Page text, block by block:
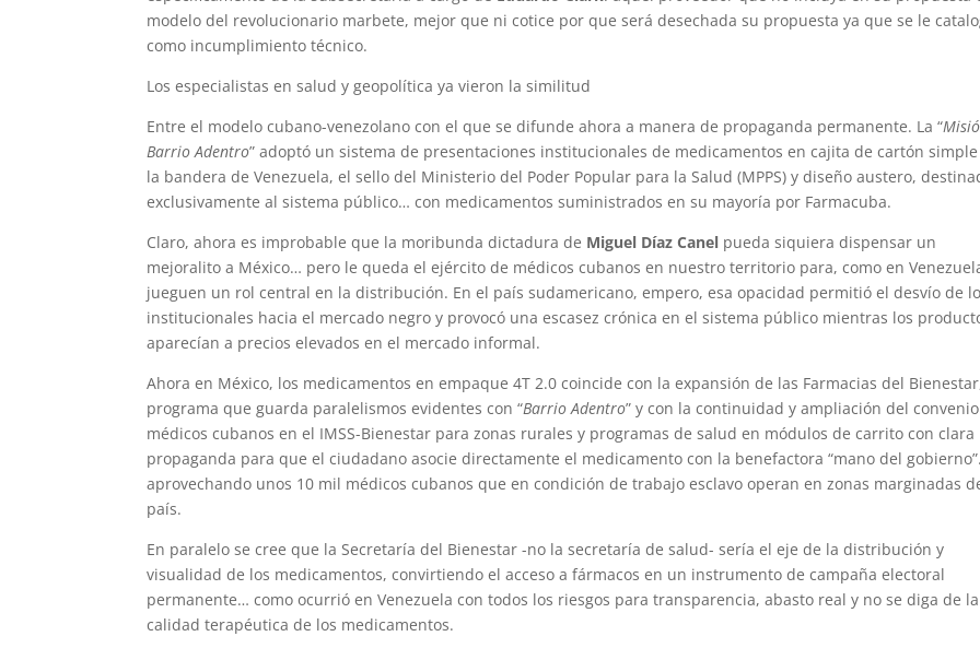
modelo del revolucionario marbete, mejor que ni cotice por que será desechada su propuesta ya que se le
como incumplimiento técnico.
Los especialistas en salud y geopolítica ya vieron la similitud
Entre el modelo cubano-venezolano con el que se difunde ahora a manera de propaganda permanente. La “
Barrio Adentro” adoptó un sistema de presentaciones institucionales de medicamentos en cajita de cartón simple
la bandera de Venezuela, el sello del Ministerio del Poder Popular para la Salud (MPPS) y diseño austero,
exclusivamente al sistema público… con medicamentos suministrados en su mayoría por Farmacuba.
Claro, ahora es improbable que la moribunda dictadura de Miguel Díaz Canel pueda siquiera dispensar un
mejoralito a México… pero le queda el ejército de médicos cubanos en nuestro territorio para, como en
jueguen un rol central en la distribución. En el país sudamericano, empero, esa opacidad permitió el desvío de
institucionales hacia el mercado negro y provocó una escasez crónica en el sistema público mientras los
aparecían a precios elevados en el mercado informal.
Ahora en México, los medicamentos en empaque 4T 2.0 coincide con la expansión de las Farmacias del
programa que guarda paralelismos evidentes con “Barrio Adentro” y con la continuidad y ampliación del
médicos cubanos en el IMSS-Bienestar para zonas rurales y programas de salud en módulos de carrito con clara
propaganda para que el ciudadano asocie directamente el medicamento con la benefactora “mano del
aprovechando unos 10 mil médicos cubanos que en condición de trabajo esclavo operan en zonas marginadas
país.
En paralelo se cree que la Secretaría del Bienestar -no la secretaría de salud- sería el eje de la distribución y
visualidad de los medicamentos, convirtiendo el acceso a fármacos en un instrumento de campaña electoral
permanente… como ocurrió en Venezuela con todos los riesgos para transparencia, abasto real y no se diga de la
calidad terapéutica de los medicamentos.